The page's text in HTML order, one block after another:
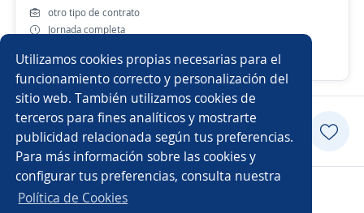
Utilizamos cookies propias necesarias para el
funcionamiento correcto y personalización del
sitio web. También utilizamos cookies de
terceros para fines analíticos y mostrarte
publicidad relacionada según tus preferencias.
Para más información sobre las cookies y
configurar tus preferencias, consulta nuestra
Política de Cookies
otro tipo de contrato
Jornada completa
Hace 7 días
Postularme
Copyright 2014 - 2026 DGNET LTD.
Aviso legal